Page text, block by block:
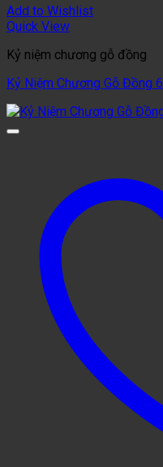
Add to Wishlist
Quick View
Kỷ niệm chương gỗ đồng
Kỷ Niệm Chương Gỗ Đồng 6